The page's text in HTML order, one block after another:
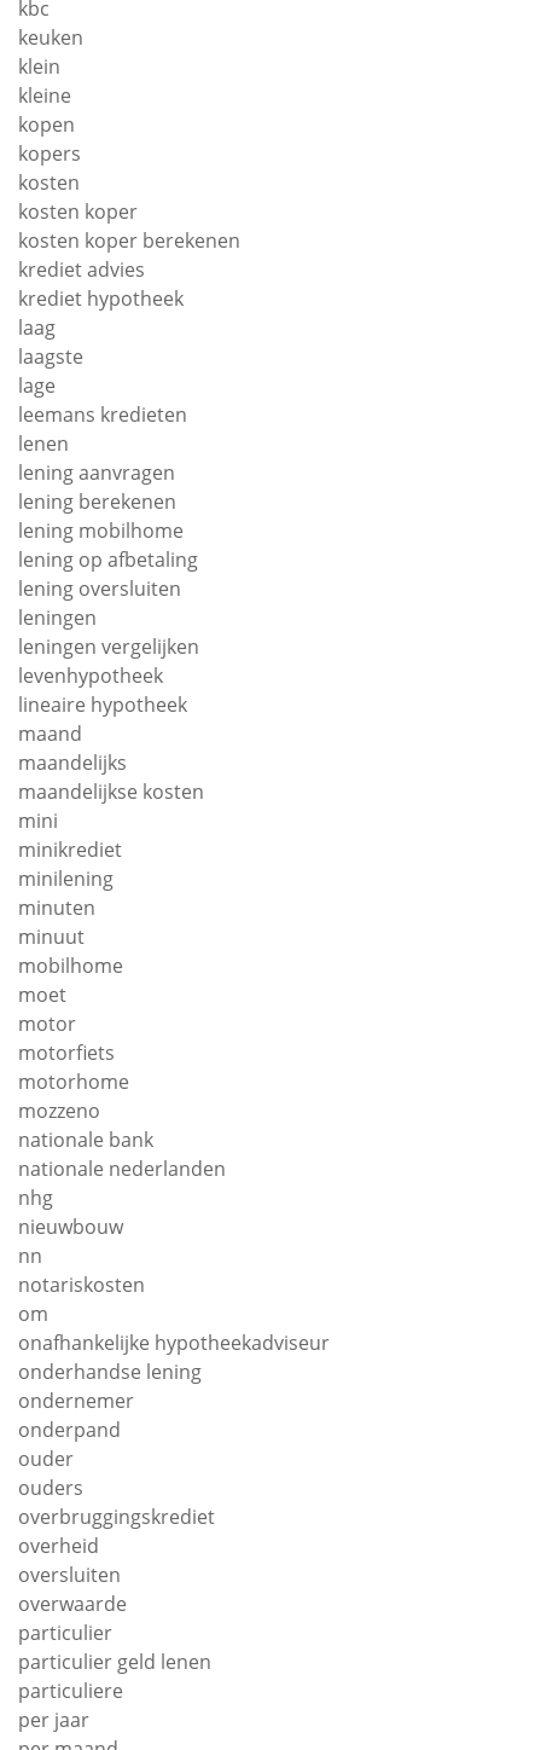
kbc
keuken
klein
kleine
kopen
kopers
kosten
kosten koper
kosten koper berekenen
krediet advies
krediet hypotheek
laag
laagste
lage
leemans kredieten
lenen
lening aanvragen
lening berekenen
lening mobilhome
lening op afbetaling
lening oversluiten
leningen
leningen vergelijken
levenhypotheek
lineaire hypotheek
maand
maandelijks
maandelijkse kosten
mini
minikrediet
minilening
minuten
minuut
mobilhome
moet
motor
motorfiets
motorhome
mozzeno
nationale bank
nationale nederlanden
nhg
nieuwbouw
nn
notariskosten
om
onafhankelijke hypotheekadviseur
onderhandse lening
ondernemer
onderpand
ouder
ouders
overbruggingskrediet
overheid
oversluiten
overwaarde
particulier
particulier geld lenen
particuliere
per jaar